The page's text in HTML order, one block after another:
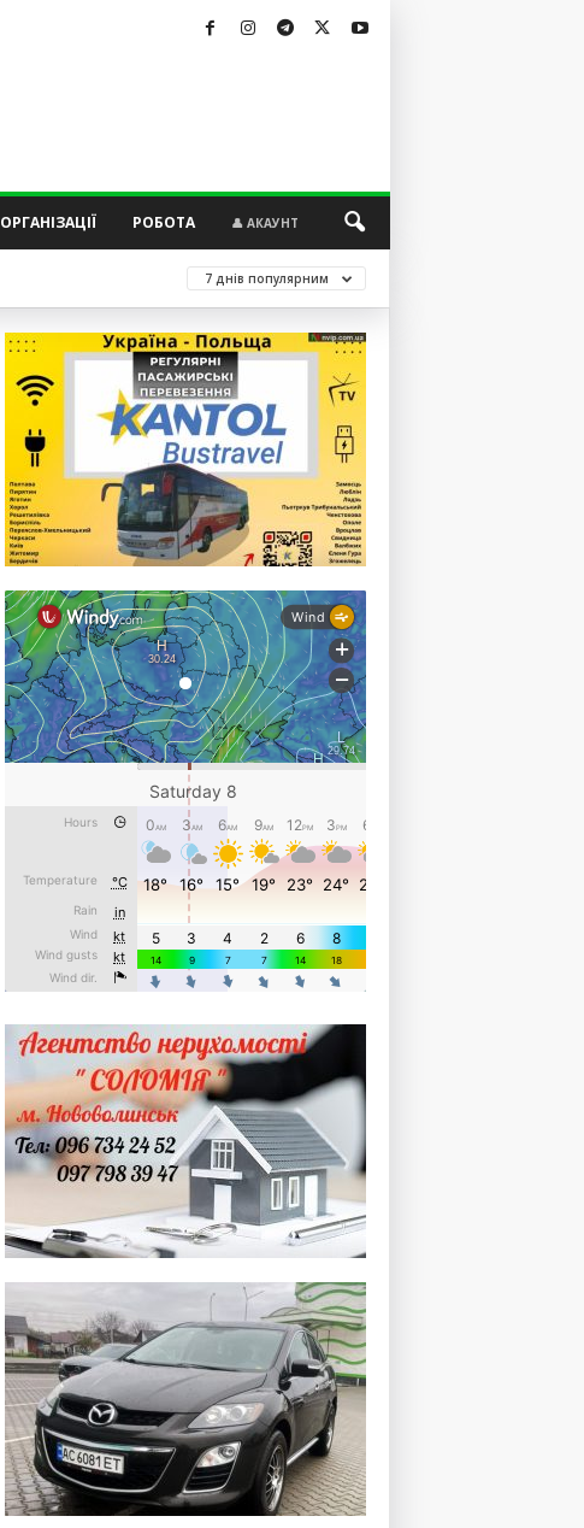
ОРГАНІЗАЦІЇ РОБОТА 👤 АКАУНТ
7 днів популярним
АНТОХІМ
Агентство нерухомості (
Соломія )